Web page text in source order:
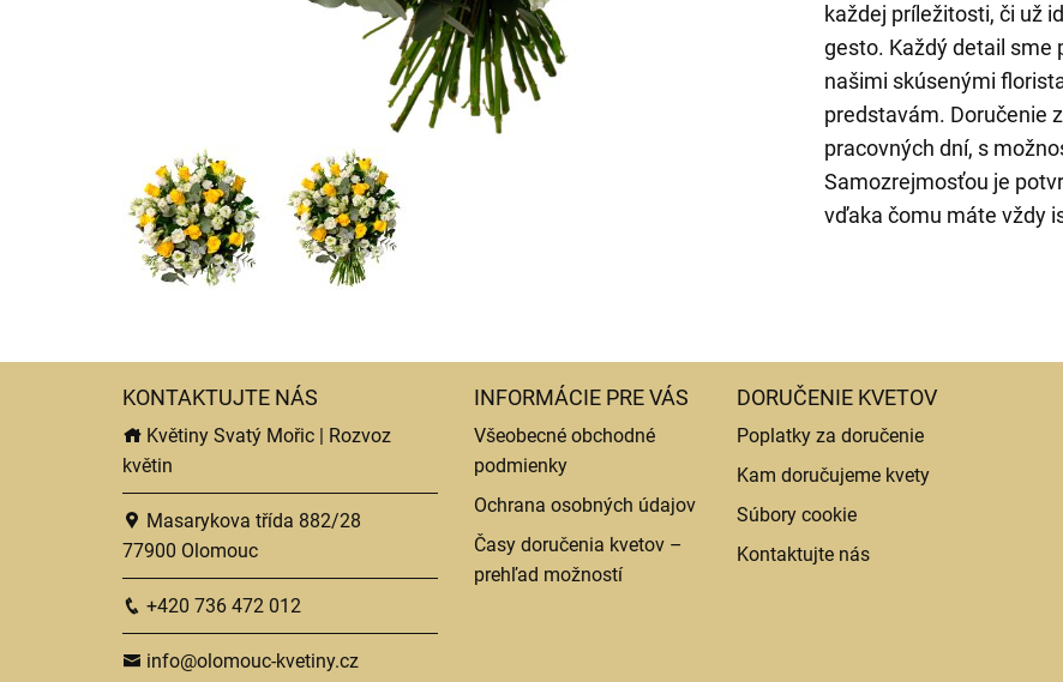
každej príležitosti, či už
gesto. Každý detail sme
našimi skúsenými
predstavám. Doručenie
pracovných dní, s
Samozrejmosťou je
vďaka čomu máte vždy
KONTAKTUJTE NÁS
Květiny Svatý Mořic | Rozvoz
květin
Masarykova třída 882/28
77900 Olomouc
+420 736 472 012
info@olomouc-kvetiny.cz
INFORMÁCIE PRE VÁS
Všeobecné obchodné
podmienky
Ochrana osobných údajov
Časy doručenia kvetov –
prehľad možností
DORUČENIE KVETOV
Poplatky za doručenie
Kam doručujeme kvety
Súbory cookie
Kontaktujte nás